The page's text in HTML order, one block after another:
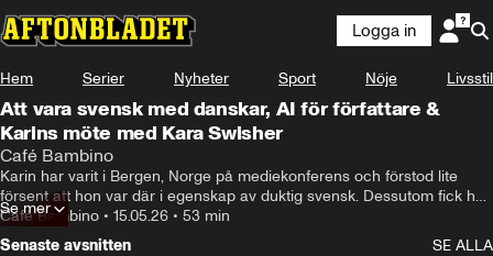
Logga in
Hem Serier Nyheter Sport Nöje Livsstil
Att vara svensk med danskar, AI för författare &
Karins möte med Kara Swisher
Café Bambino
Karin har varit i Bergen, Norge på mediekonferens och förstod lite
försent att hon var där i egenskap av duktig svensk. Dessutom fick hon
träffa Kara Swisher och prata om Palantir och huruvida Elon Musk är
psykopat eller inte.
Café Bambino • 15.05.26 • 53 min
Se mer
Senaste avsnitten
SE ALLA